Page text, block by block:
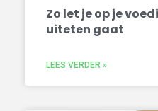
Zo let je op je
uiteten gaat
LEES VERDER »